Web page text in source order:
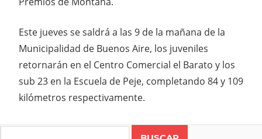
Este jueves se saldrá a las 9 de la mañana de la
Municipalidad de Buenos Aire, los juveniles
retornarán en el Centro Comercial el Barato y los
sub 23 en la Escuela de Peje, completando 84 y 109
kilómetros respectivamente.